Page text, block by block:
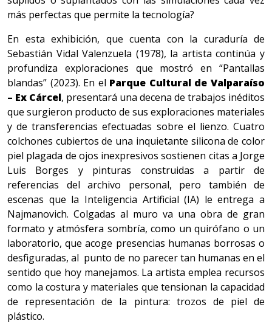
más perfectas que permite la tecnología?
En esta exhibición, que cuenta con la curaduría de
Sebastián Vidal Valenzuela (1978), la artista continúa y
profundiza exploraciones que mostró en “Pantallas
blandas” (2023). En el Parque Cultural de Valparaíso
– Ex Cárcel, presentará una decena de trabajos inéditos
que surgieron producto de sus exploraciones materiales
y de transferencias efectuadas sobre el lienzo. Cuatro
colchones cubiertos de una inquietante silicona de color
piel plagada de ojos inexpresivos sostienen citas a Jorge
Luis Borges y pinturas construidas a partir de
referencias del archivo personal, pero también de
escenas que la Inteligencia Artificial (IA) le entrega a
Najmanovich. Colgadas al muro va una obra de gran
formato y atmósfera sombría, como un quirófano o un
laboratorio, que acoge presencias humanas borrosas o
desfiguradas, al punto de no parecer tan humanas en el
sentido que hoy manejamos. La artista emplea recursos
como la costura y materiales que tensionan la capacidad
de representación de la pintura: trozos de piel de
plástico.